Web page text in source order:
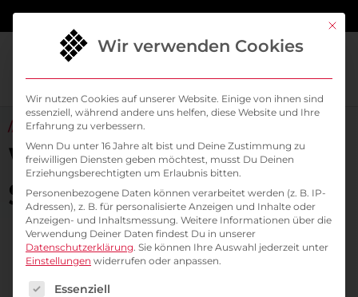
// ALL ABOUT KUBERNETES & CLOUD NATIVE
Willkommen im
SysEleven Blog
Mit
Wir verwenden Cookies
Wir nutzen Cookies auf unserer Website. Einige von ihnen sind
essenziell, während andere uns helfen, diese Website und Ihre
Erfahrung zu verbessern.
Wenn Du unter 16 Jahre alt bist und Deine Zustimmung zu
freiwilligen Diensten geben möchtest, musst Du Deinen
Erziehungsberechtigten um Erlaubnis bitten.
Personenbezogene Daten können verarbeitet werden (z. B. IP-
Adressen), z. B. für personalisierte Anzeigen und Inhalte oder
Anzeigen- und Inhaltsmessung. Weitere Informationen über die
Verwendung Deiner Daten findest Du in unserer
Datenschutzerklärung. Sie können Ihre Auswahl jederzeit unter
Einstellungen widerrufen oder anpassen.
Es folgt eine Liste der Service-Gruppen, für die
Essenziell